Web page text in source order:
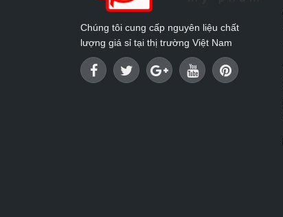
Chúng tôi cung cấp nguyên liệu chất
lượng giá sỉ tại thị trường Việt Nam